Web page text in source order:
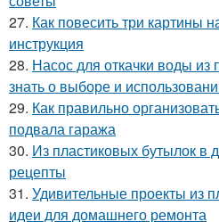
27. Как повесить три картины
инструкция
28. Насос для откачки воды из
знать о выборе и
29. Как правильно
подвала гаража
30. Из пластиковых бутылок
рецепты
31. Удивительные проекты из
идеи для домашнего ремонта